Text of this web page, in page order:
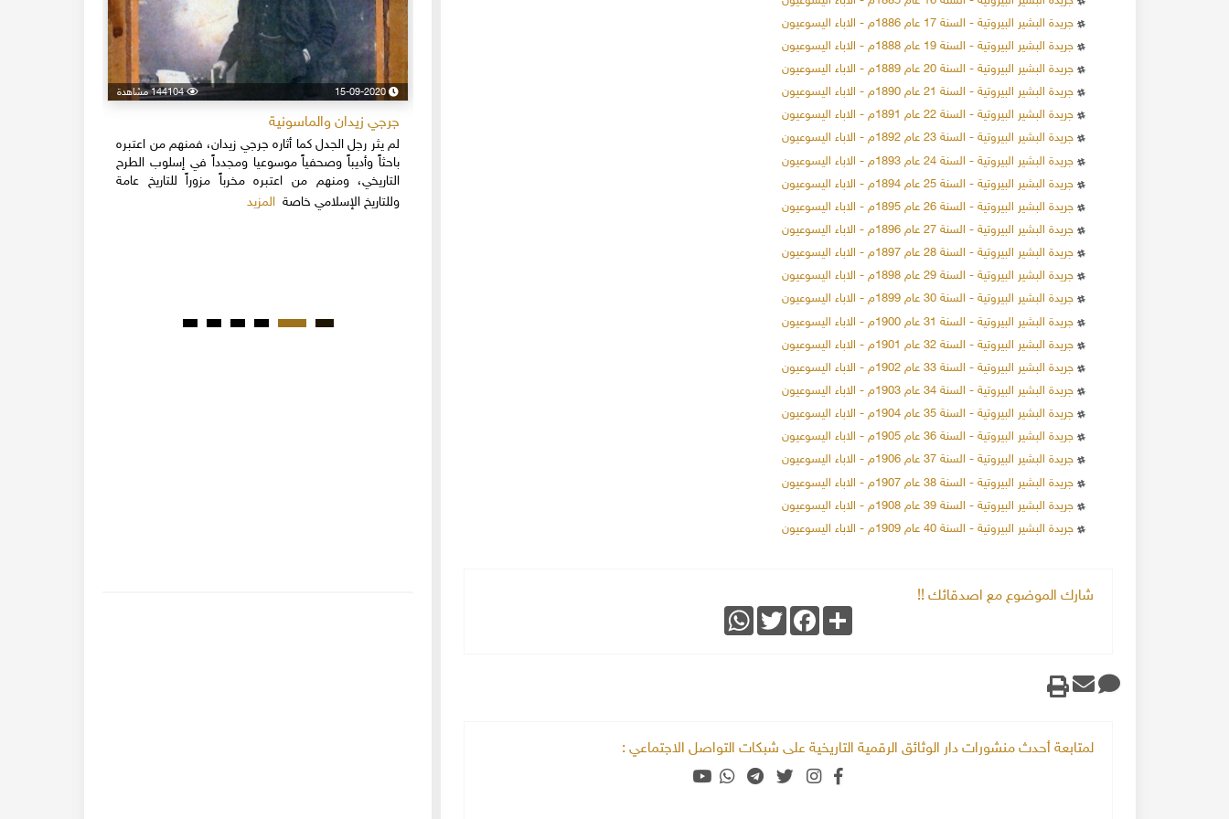
جريدة البشير البيروتية - السنة 17 عام 1886م - الاباء اليسوعيون
جريدة البشير البيروتية - السنة 19 عام 1888م - الاباء اليسوعيون
جريدة البشير البيروتية - السنة 20 عام 1889م - الاباء اليسوعيون
جريدة البشير البيروتية - السنة 21 عام 1890م - الاباء اليسوعيون
جريدة البشير البيروتية - السنة 22 عام 1891م - الاباء اليسوعيون
جريدة البشير البيروتية - السنة 23 عام 1892م - الاباء اليسوعيون
جريدة البشير البيروتية - السنة 24 عام 1893م - الاباء اليسوعيون
جريدة البشير البيروتية - السنة 25 عام 1894م - الاباء اليسوعيون
جريدة البشير البيروتية - السنة 26 عام 1895م - الاباء اليسوعيون
جريدة البشير البيروتية - السنة 27 عام 1896م - الاباء اليسوعيون
جريدة البشير البيروتية - السنة 28 عام 1897م - الاباء اليسوعيون
جريدة البشير البيروتية - السنة 29 عام 1898م - الاباء اليسوعيون
جريدة البشير البيروتية - السنة 30 عام 1899م - الاباء اليسوعيون
جريدة البشير البيروتية - السنة 31 عام 1900م - الاباء اليسوعيون
جريدة البشير البيروتية - السنة 32 عام 1901م - الاباء اليسوعيون
جريدة البشير البيروتية - السنة 33 عام 1902م - الاباء اليسوعيون
جريدة البشير البيروتية - السنة 34 عام 1903م - الاباء اليسوعيون
جريدة البشير البيروتية - السنة 35 عام 1904م - الاباء اليسوعيون
جريدة البشير البيروتية - السنة 36 عام 1905م - الاباء اليسوعيون
جريدة البشير البيروتية - السنة 37 عام 1906م - الاباء اليسوعيون
جريدة البشير البيروتية - السنة 38 عام 1907م - الاباء اليسوعيون
جريدة البشير البيروتية - السنة 39 عام 1908م - الاباء اليسوعيون
جريدة البشير البيروتية - السنة 40 عام 1909م - الاباء اليسوعيون
شارك الموضوع مع اصدقائك !!
Share
Facebook
Twitter
WhatsApp
لمتابعة أحدث منشورات دار الوثائق الرقمية التاريخية على شبكات التواصل الاجتماعي :
24-12-2019 137191 مشاهدة
الاحتلال البريطاني لسوريا 1918
عند انتهاء الحرب العالمية الأولى عام 1918، انسحبت
القوات التركية وحلفاءها الألمان من سوريا، و قد كان
تعدادهم قد وصل إلى عشرة آلاف جندي ألماني، وخمسة
عشر ألف جندي تركي، وحوالي اثنا عشر ألف جندي عربي
موالين للعثمانيين المزيد
15-09-2020 144104 مشاهدة
جرجي زيدان والماسونية
لم يثر رجل الجدل كما أثاره جرجي زيدان، فمنهم من اعتبره
باحثاً وأديباً وصحفياً موسوعيا ومجدداً في إسلوب الطرح
التاريخي، ومنهم من اعتبره مخرباً مزوراً للتاريخ عامة
وللتاريخ الإسلامي خاصة المزيد